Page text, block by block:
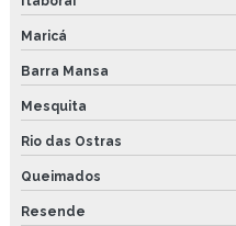
Copo gotejador de oleo
Graxa com bissulfeto de
Sistemas de lubrificação
Pasta cobreada preço
Maricá
Barra Mansa
Mesquita
Rio das Ostras
Queimados
Resende